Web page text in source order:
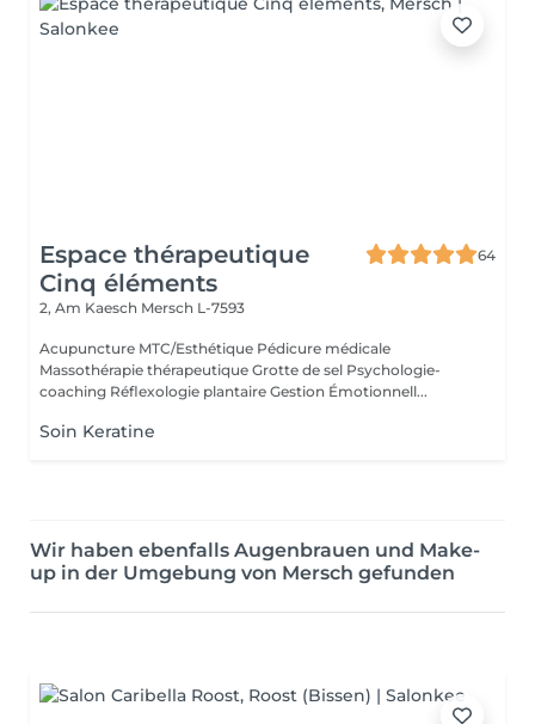
Espace thérapeutique
Cinq éléments
64
2, Am Kaesch Mersch L-7593
Acupuncture MTC/Esthétique Pédicure médicale
Massothérapie thérapeutique Grotte de sel Psychologie-
coaching Réflexologie plantaire Gestion Émotionnell...
Soin Keratine
Wir haben ebenfalls Augenbrauen und Make-
up in der Umgebung von Mersch gefunden